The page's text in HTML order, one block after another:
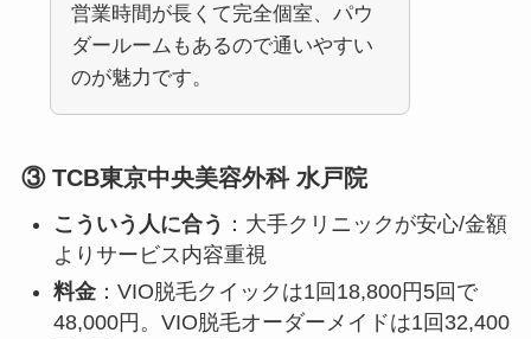
営業時間が長くて完全個室、パウ
ダールームもあるので通いやすい
のが魅力です。
③ TCB東京中央美容外科 水戸院
こういう人に合う ：大手クリニックが安心/金額
よりサービス内容重視
料金：VIO脱毛クイックは1回18,800円5回で
48,000円。VIO脱毛オーダーメイドは1回32,400